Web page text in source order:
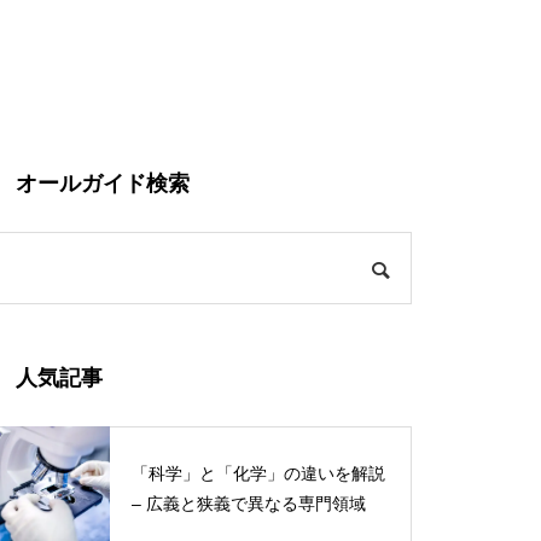
オールガイド検索
人気記事
「科学」と「化学」の違いを解説
– 広義と狭義で異なる専門領域